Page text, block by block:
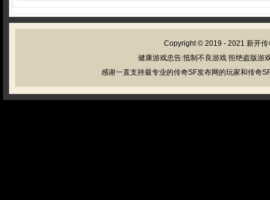
Copyright © 2019 - 2021 新开传
健康游戏忠告:抵制不良游戏 拒绝盗版游
感谢一直支持最专业的传奇SF发布网的玩家和传奇